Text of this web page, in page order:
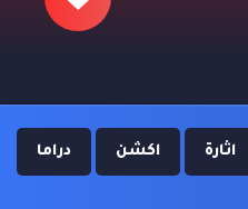
اثارة اكشن دراما